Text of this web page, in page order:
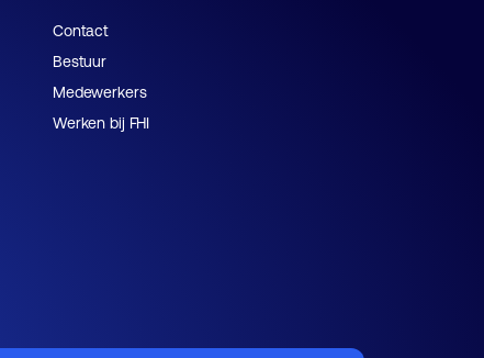
Contact
Bestuur
Medewerkers
Werken bij FHI